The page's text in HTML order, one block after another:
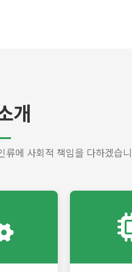
개
류에 사회적 책임을 다하겠습